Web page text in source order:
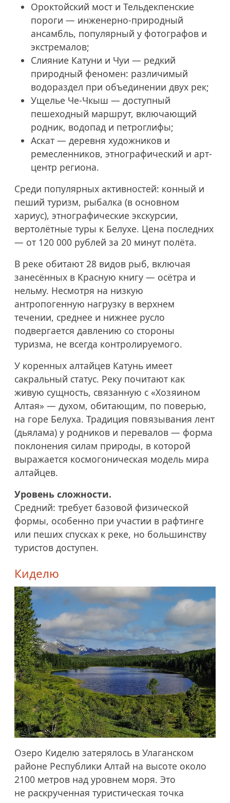
Ороктойский мост и Тельдекпенские
пороги — инженерно-природный
ансамбль, популярный у фотографов и
экстремалов;
Слияние Катуни и Чуи — редкий
природный феномен: различимый
водораздел при объединении двух рек;
Ущелье Че-Чкыш — доступный
пешеходный маршрут, включающий
родник, водопад и петроглифы;
Аскат — деревня художников и
ремесленников, этнографический и арт-
центр региона.
Среди популярных активностей: конный и
пеший туризм, рыбалка (в основном
хариус), этнографические экскурсии,
вертолётные туры к Белухе. Цена последних
— от 120 000 рублей за 20 минут полёта.
В реке обитают 28 видов рыб, включая
занесённых в Красную книгу — осётра и
нельму. Несмотря на низкую
антропогенную нагрузку в верхнем
течении, среднее и нижнее русло
подвергается давлению со стороны
туризма, не всегда контролируемого.
У коренных алтайцев Катунь имеет
сакральный статус. Реку почитают как
живую сущность, связанную с «Хозяином
Алтая» — духом, обитающим, по поверью,
на горе Белуха. Традиция повязывания лент
(дьялама) у родников и перевалов — форма
поклонения силам природы, в которой
выражается космогоническая модель мира
алтайцев.
Уровень сложности.
Средний: требует базовой физической
формы, особенно при участии в рафтинге
или пеших спусках к реке, но большинству
туристов доступен.
Киделю
Озеро Киделю затерялось в Улаганском
районе Республики Алтай на высоте около
2100 метров над уровнем моря. Это
не раскрученная туристическая точка